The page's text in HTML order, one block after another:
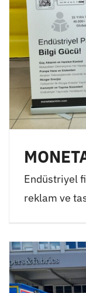
Endüstriyel
reklam ve